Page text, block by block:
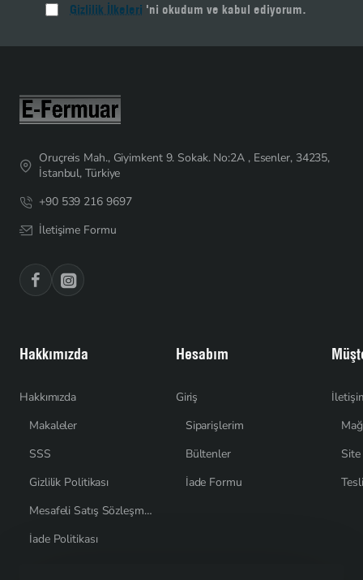
Gizlilik İlkeleri 'ni okudum ve kabul ediyorum.
Oruçreis Mah., Giyimkent 9. Sokak. No:2A , Esenler, 34235,
İstanbul, Türkiye
+90 539 216 9697
İletişime Formu
Hakkımızda
Hakkımızda
Makaleler
SSS
Gizlilik Politikası
Mesafeli Satış Sözleşmesi
İade Politikası
Hesabım
Giriş
Siparişlerim
Bültenler
İade Formu
Site